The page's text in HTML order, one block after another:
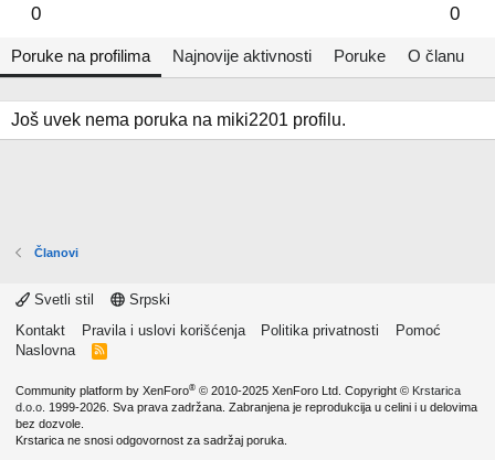
0 0
Poruke na profilima Najnovije aktivnosti Poruke O članu
Još uvek nema poruka na miki2201 profilu.
Članovi
Svetli stil
Srpski
Kontakt
Pravila i uslovi korišćenja Politika privatnosti
Pomoć
Naslovna
R
Community platform by XenForo® © 2010-2025 XenForo Ltd. Copyright © Krstarica
d.o.o. 1999-2026. Sva prava zadržana. Zabranjena je reprodukcija u celini i u delovima
bez dozvole.
Krstarica ne snosi odgovornost za sadržaj poruka.